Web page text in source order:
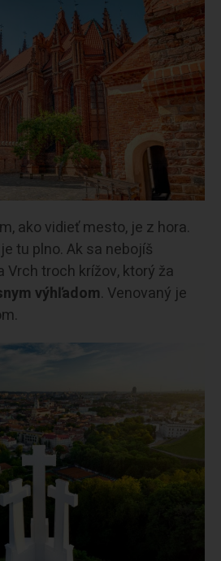
ako vidieť mesto, je z hora.
tu plno. Ak sa nebojíš
Vrch troch krížov, ktorý ža
výhľadom. Venovaný je